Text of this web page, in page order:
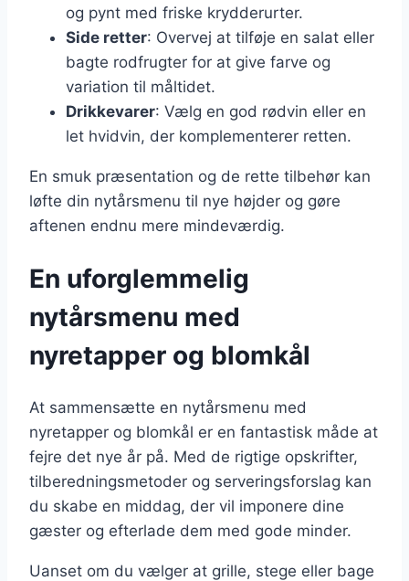
og pynt med friske krydderurter.
Side retter: Overvej at tilføje en salat eller
bagte rodfrugter for at give farve og
variation til måltidet.
Drikkevarer: Vælg en god rødvin eller en
let hvidvin, der komplementerer retten.
En smuk præsentation og de rette tilbehør kan
løfte din nytårsmenu til nye højder og gøre
aftenen endnu mere mindeværdig.
En uforglemmelig
nytårsmenu med
nyretapper og blomkål
At sammensætte en nytårsmenu med
nyretapper og blomkål er en fantastisk måde at
fejre det nye år på. Med de rigtige opskrifter,
tilberedningsmetoder og serveringsforslag kan
du skabe en middag, der vil imponere dine
gæster og efterlade dem med gode minder.
Uanset om du vælger at grille, stege eller bage